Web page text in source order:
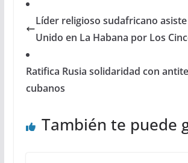
Líder religioso sudafricano
Unido en La Habana por Los
Ratifica Rusia solidaridad con
cubanos
También te puede